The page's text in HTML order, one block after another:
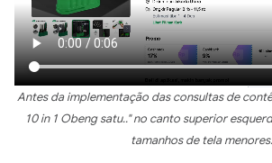
Antes da implementação das consultas de
10 in 1 Obeng satu.." no canto superior
tamanhos de tela menores.